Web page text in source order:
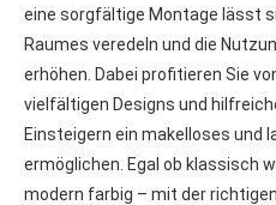
eine sorgfältige Montage lässt
Raumes veredeln und die
erhöhen. Dabei profitieren Sie
vielfältigen Designs und
Einsteigern ein makelloses und
ermöglichen. Egal ob klassisch
modern farbig – mit der